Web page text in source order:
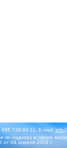
718-84-11, E-mail:
надзору в сфере
04 апреля 2008 г.